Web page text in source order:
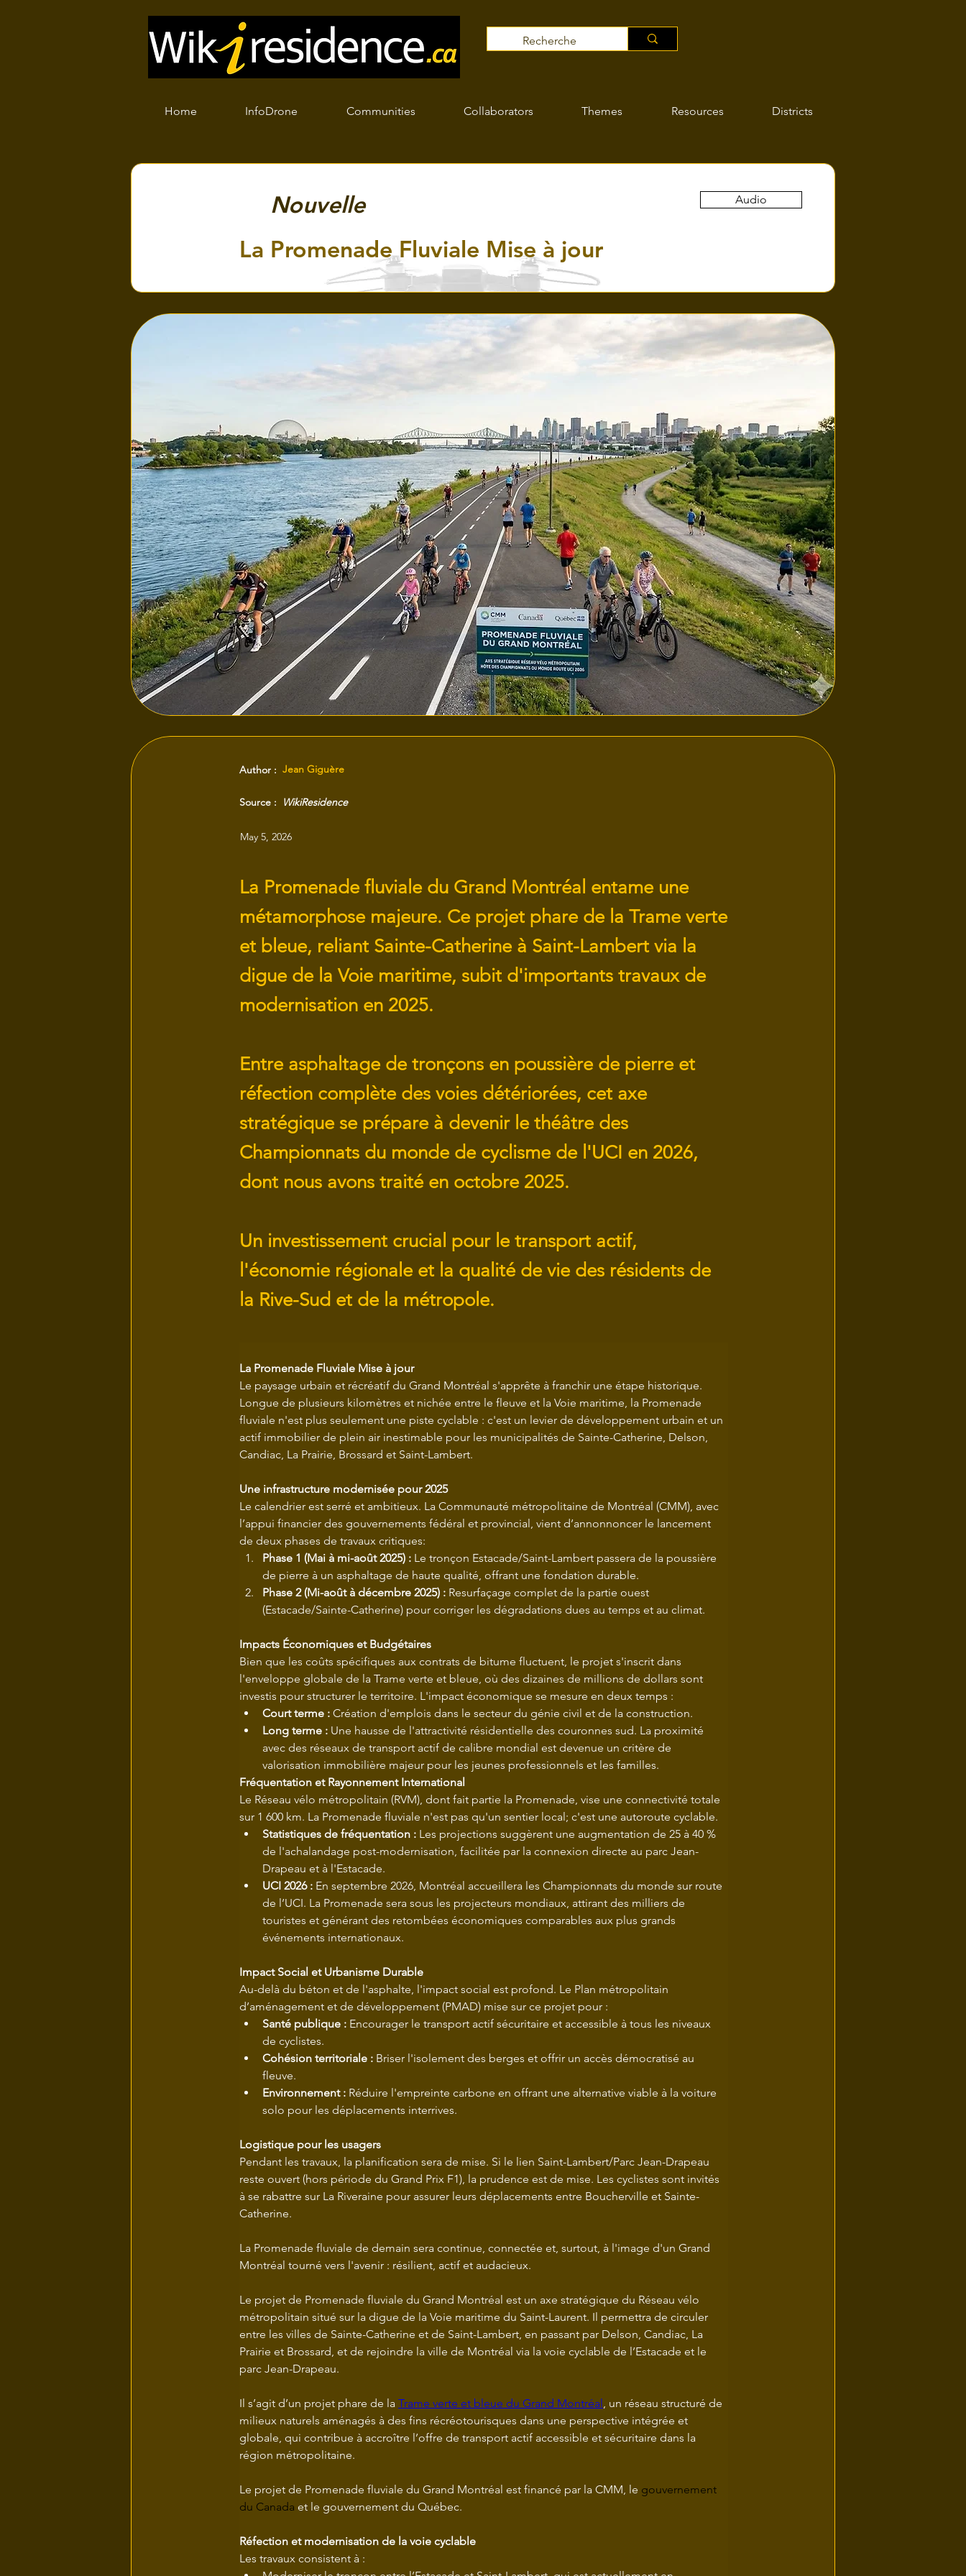
Home InfoDrone Communities Collaborators Themes Resources Districts
Nouvelle Audio
La Promenade Fluviale Mise à jour
Jean Giguère
Author :
WikiResidence
Source :
May 5, 2026
La Promenade fluviale du Grand Montréal entame une
métamorphose majeure. Ce projet phare de la Trame verte
et bleue, reliant Sainte-Catherine à Saint-Lambert via la
digue de la Voie maritime, subit d'importants travaux de
modernisation en 2025.
Entre asphaltage de tronçons en poussière de pierre et
réfection complète des voies détériorées, cet axe
stratégique se prépare à devenir le théâtre des
Championnats du monde de cyclisme de l'UCI en 2026,
dont nous avons traité en octobre 2025.
Un investissement crucial pour le transport actif,
l'économie régionale et la qualité de vie des résidents de
la Rive-Sud et de la métropole.
La Promenade Fluviale Mise à jour
Le paysage urbain et récréatif du Grand Montréal s'apprête à franchir une étape historique.
Longue de plusieurs kilomètres et nichée entre le fleuve et la Voie maritime, la Promenade
fluviale n'est plus seulement une piste cyclable : c'est un levier de développement urbain et un
actif immobilier de plein air inestimable pour les municipalités de Sainte-Catherine, Delson,
Candiac, La Prairie, Brossard et Saint-Lambert.
Une infrastructure modernisée pour 2025
Le calendrier est serré et ambitieux. La Communauté métropolitaine de Montréal (CMM), avec
l’appui financier des gouvernements fédéral et provincial, vient d’annonnoncer le lancement
de deux phases de travaux critiques:
Phase 1 (Mai à mi-août 2025) : Le tronçon Estacade/Saint-Lambert passera de la poussière
de pierre à un asphaltage de haute qualité, offrant une fondation durable.
Phase 2 (Mi-août à décembre 2025) : Resurfaçage complet de la partie ouest
(Estacade/Sainte-Catherine) pour corriger les dégradations dues au temps et au climat.
Impacts Économiques et Budgétaires
Bien que les coûts spécifiques aux contrats de bitume fluctuent, le projet s'inscrit dans
l'enveloppe globale de la Trame verte et bleue, où des dizaines de millions de dollars sont
investis pour structurer le territoire. L'impact économique se mesure en deux temps :
Court terme : Création d'emplois dans le secteur du génie civil et de la construction.
Long terme : Une hausse de l'attractivité résidentielle des couronnes sud. La proximité
avec des réseaux de transport actif de calibre mondial est devenue un critère de
valorisation immobilière majeur pour les jeunes professionnels et les familles.
Fréquentation et Rayonnement International
Le Réseau vélo métropolitain (RVM), dont fait partie la Promenade, vise une connectivité totale
sur 1 600 km. La Promenade fluviale n'est pas qu'un sentier local; c'est une autoroute cyclable.
Statistiques de fréquentation : Les projections suggèrent une augmentation de 25 à 40 %
de l'achalandage post-modernisation, facilitée par la connexion directe au parc Jean-
Drapeau et à l'Estacade.
UCI 2026 : En septembre 2026, Montréal accueillera les Championnats du monde sur route
de l’UCI. La Promenade sera sous les projecteurs mondiaux, attirant des milliers de
touristes et générant des retombées économiques comparables aux plus grands
événements internationaux.
Impact Social et Urbanisme Durable
Au-delà du béton et de l'asphalte, l'impact social est profond. Le Plan métropolitain
d’aménagement et de développement (PMAD) mise sur ce projet pour :
Santé publique : Encourager le transport actif sécuritaire et accessible à tous les niveaux
de cyclistes.
Cohésion territoriale : Briser l'isolement des berges et offrir un accès démocratisé au
fleuve.
Environnement : Réduire l'empreinte carbone en offrant une alternative viable à la voiture
solo pour les déplacements interrives.
Logistique pour les usagers
Pendant les travaux, la planification sera de mise. Si le lien Saint-Lambert/Parc Jean-Drapeau
reste ouvert (hors période du Grand Prix F1), la prudence est de mise. Les cyclistes sont invités
à se rabattre sur La Riveraine pour assurer leurs déplacements entre Boucherville et Sainte-
Catherine.
La Promenade fluviale de demain sera continue, connectée et, surtout, à l'image d'un Grand
Montréal tourné vers l'avenir : résilient, actif et audacieux.
Le projet de Promenade fluviale du Grand Montréal est un axe stratégique du Réseau vélo
métropolitain situé sur la digue de la Voie maritime du Saint-Laurent. Il permettra de circuler
entre les villes de Sainte-Catherine et de Saint-Lambert, en passant par Delson, Candiac, La
Prairie et Brossard, et de rejoindre la ville de Montréal via la voie cyclable de l’Estacade et le
parc Jean-Drapeau.
Il s’agit d’un projet phare de la Trame verte et bleue du Grand Montréal, un réseau structuré de
milieux naturels aménagés à des fins récréotourisques dans une perspective intégrée et
globale, qui contribue à accroître l’offre de transport actif accessible et sécuritaire dans la
région métropolitaine.
Le projet de Promenade fluviale du Grand Montréal est financé par la CMM, le gouvernement
du Canada et le gouvernement du Québec.
Réfection et modernisation de la voie cyclable
Les travaux consistent à :